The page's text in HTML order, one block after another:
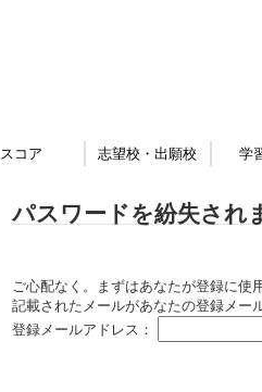
スコア 志望校・出願校 学
パスワードを紛失され
ご心配なく。まずはあなたが登録に使
記載されたメールがあなたの登録メー
登録メールアドレス：